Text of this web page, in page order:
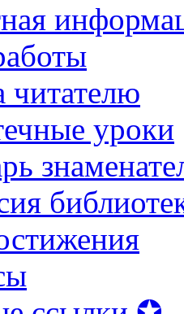
читателю
уроки